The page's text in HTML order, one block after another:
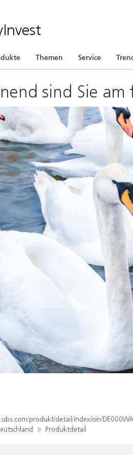
Themen Service
sind Sie
produkt/detail/index/isin/
Produktdetail